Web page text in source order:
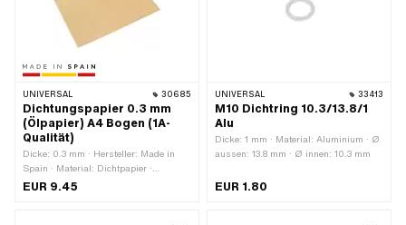
UNIVERSAL 30685
Dichtungspapier 0.3 mm
(Ölpapier) A4 Bogen (1A-
Qualität)
Dicke: 0.3 mm · Hersteller: Made in
Spain · Material: Dichtpapier ·
Verwendungsort: Universal
EUR 9.45
UNIVERSAL 33413
M10 Dichtring 10.3/13.8/1
Alu
Dicke: 1 mm · Material: Aluminium · Ø
aussen: 13.8 mm · Ø innen: 10.3 mm
EUR 1.80